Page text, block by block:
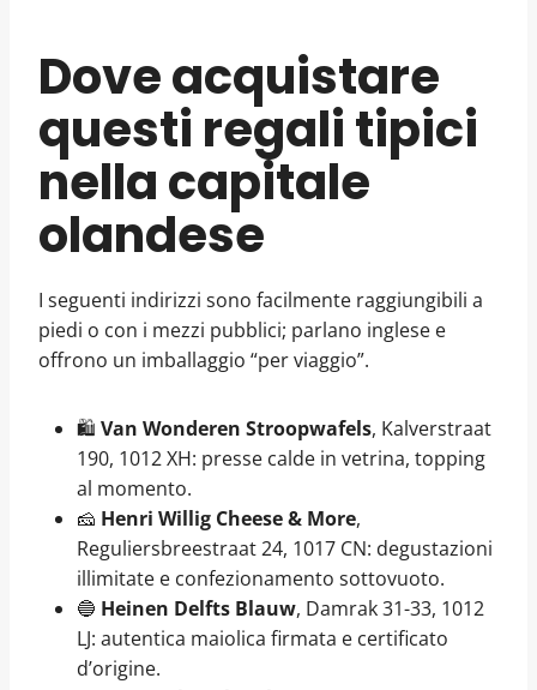
Dove acquistare
questi regali tipici
nella capitale
olandese
I seguenti indirizzi sono facilmente raggiungibili a
piedi o con i mezzi pubblici; parlano inglese e
offrono un imballaggio “per viaggio”.
🛍️ Van Wonderen Stroopwafels, Kalverstraat
190, 1012 XH: presse calde in vetrina, topping
al momento.
🧀 Henri Willig Cheese & More,
Reguliersbreestraat 24, 1017 CN: degustazioni
illimitate e confezionamento sottovuoto.
🔵 Heinen Delfts Blauw, Damrak 31-33, 1012
LJ: autentica maiolica firmata e certificato
d’origine.